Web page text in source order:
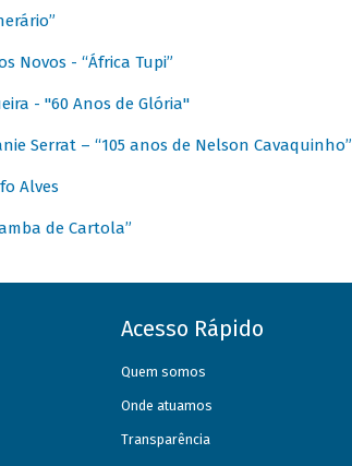
Novos - “África Tupi”
- "60 Anos de Glória"
Serrat – “105 anos de Nelson Cavaquinho”
Alves
de Cartola”
Acesso Rápido
Quem somos
Onde atuamos
Transparência